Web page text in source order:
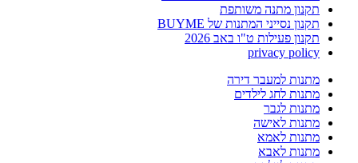
תקנון מתנה משותפת
תקנון נסייני המתנות של BUYME
תקנון פעילות ט"ו באב 2026
privacy policy
מתנות למעבר דירה
מתנות לחג לילדים
מתנות לגבר
מתנות לאישה
מתנות לאמא
מתנות לאבא